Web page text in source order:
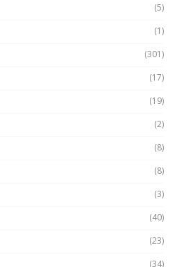
(5)
(1)
(301)
(17)
(19)
(2)
(8)
(8)
(3)
(40)
(23)
(34)